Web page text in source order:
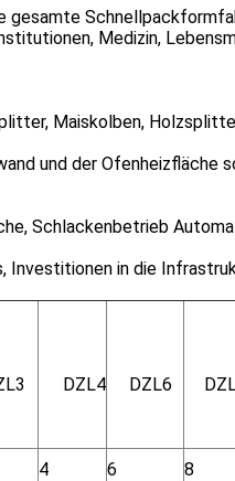
Medizin,
Maiskolben,
und der Ofenheizfläche
Schlackenbetrieb
Investitionen in die
DZL4 DZL6
4 6 8